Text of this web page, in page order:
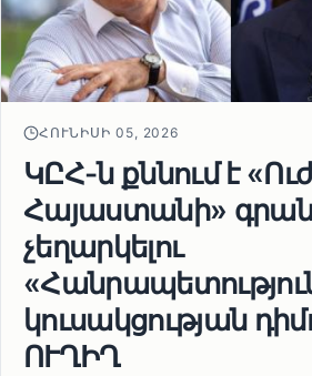
ՀՈՒՆԻՍԻ 05, 2026
ԿԸՀ-ն քննում է
Հայաստանի»
չեղարկելու
կուսակցության
ՈՒՂԻՂ